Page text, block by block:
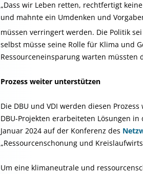
„Dass wir Leben retten, rechtfertigt
und mahnte ein Umdenken und
müssen verringert werden. Die Politik
selbst müsse seine Rolle für Klima und
Ressourceneinsparung warten müssten
Prozess weiter unterstützen
Die DBU und VDI werden diesen
DBU-Projekten erarbeiteten Lösungen
Januar 2024 auf der Konferenz des
„Ressourcenschonung und
Um eine klimaneutrale und